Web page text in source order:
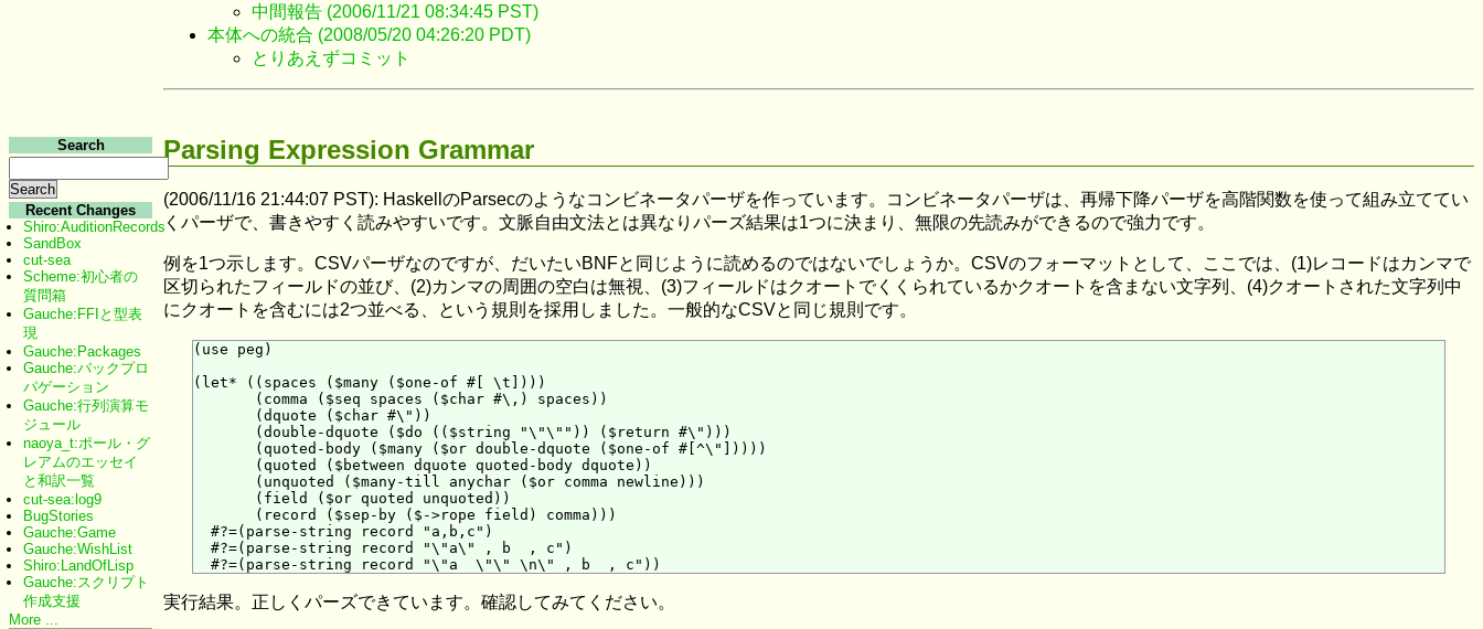
中間報告 (2006/11/21 08:34:45 PST)
本体への統合 (2008/05/20 04:26:20 PDT)
とりあえずコミット
Parsing Expression Grammar
(2006/11/16 21:44:07 PST): HaskellのParsecのようなコンビネータパーザを作っています。コンビネータパーザは、再帰下降パーザを高階関数を使って組み立ててい
くパーザで、書きやすく読みやすいです。文脈自由文法とは異なりパーズ結果は1つに決まり、無限の先読みができるので強力です。
例を1つ示します。CSVパーザなのですが、だいたいBNFと同じように読めるのではないでしょうか。CSVのフォーマットとして、ここでは、(1)レコードはカンマで
区切られたフィールドの並び、(2)カンマの周囲の空白は無視、(3)フィールドはクオートでくくられているかクオートを含まない文字列、(4)クオートされた文字列中
にクオートを含むには2つ並べる、という規則を採用しました。一般的なCSVと同じ規則です。
(use peg)
(let* ((spaces ($many ($one-of #[ \t])))
       (comma ($seq spaces ($char #\,) spaces))
       (dquote ($char #\"))
       (double-dquote ($do (($string "\"\"")) ($return #\")))
       (quoted-body ($many ($or double-dquote ($one-of #[^\"]))))
       (quoted ($between dquote quoted-body dquote))
       (unquoted ($many-till anychar ($or comma newline)))
       (field ($or quoted unquoted))
       (record ($sep-by ($->rope field) comma)))
  #?=(parse-string record "a,b,c")
  #?=(parse-string record "\"a\" , b  , c")
実行結果。正しくパーズできています。確認してみてください。
Search
Recent Changes
Shiro:AuditionRecords
SandBox
cut-sea
Scheme:初心者の
質問箱
Gauche:FFIと型表
現
Gauche:Packages
Gauche:バックプロ
パゲーション
Gauche:行列演算モ
ジュール
naoya_t:ポール・グ
レアムのエッセイ
と和訳一覧
cut-sea:log9
BugStories
Gauche:Game
Gauche:WishList
Shiro:LandOfLisp
Gauche:スクリプト
作成支援
More ...